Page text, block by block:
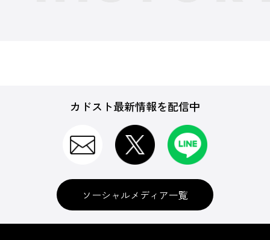
カドスト最新情報を配信中
ソーシャルメディア一覧